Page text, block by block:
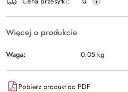
dostawa
Więcej o produkcie
Waga: 0.05 kg
Pobierz produkt do PDF